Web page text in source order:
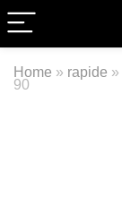
Home » rapide »
90